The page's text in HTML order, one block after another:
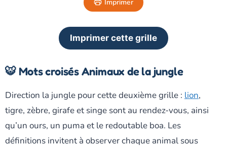
Imprimer
Imprimer cette grille
🐯 Mots croisés Animaux de la jungle
Direction la jungle pour cette deuxième grille : lion,
tigre, zèbre, girafe et singe sont au rendez-vous, ainsi
qu’un ours, un puma et le redoutable boa. Les
définitions invitent à observer chaque animal sous